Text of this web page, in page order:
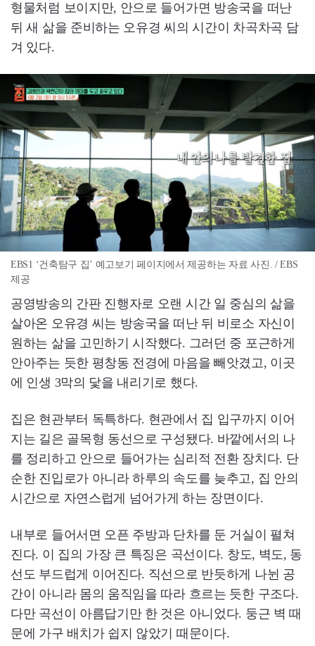
형물처럼 보이지만, 안으로 들어가면 방송국을 떠난
뒤 새 삶을 준비하는 오유경 씨의 시간이 차곡차곡 담
겨 있다.
EBS1 ‘건축탐구 집’ 예고보기 페이지에서 제공하는 자료 사진. / EBS
제공
공영방송의 간판 진행자로 오랜 시간 일 중심의 삶을
살아온 오유경 씨는 방송국을 떠난 뒤 비로소 자신이
원하는 삶을 고민하기 시작했다. 그러던 중 포근하게
안아주는 듯한 평창동 전경에 마음을 빼앗겼고, 이곳
에 인생 3막의 닻을 내리기로 했다.
집은 현관부터 독특하다. 현관에서 집 입구까지 이어
지는 길은 골목형 동선으로 구성됐다. 바깥에서의 나
를 정리하고 안으로 들어가는 심리적 전환 장치다. 단
순한 진입로가 아니라 하루의 속도를 늦추고, 집 안의
시간으로 자연스럽게 넘어가게 하는 장면이다.
내부로 들어서면 오픈 주방과 단차를 둔 거실이 펼쳐
진다. 이 집의 가장 큰 특징은 곡선이다. 창도, 벽도, 동
선도 부드럽게 이어진다. 직선으로 반듯하게 나뉜 공
간이 아니라 몸의 움직임을 따라 흐르는 듯한 구조다.
다만 곡선이 아름답기만 한 것은 아니었다. 둥근 벽 때
문에 가구 배치가 쉽지 않았기 때문이다.